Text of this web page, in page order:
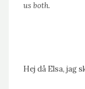
us both.
Hej då Elsa, jag